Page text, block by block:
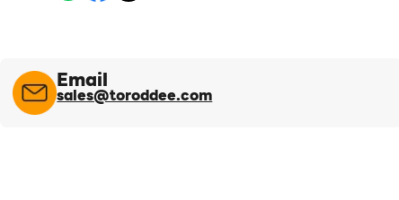
Email
sales@toroddee.com